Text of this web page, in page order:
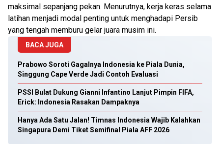
maksimal sepanjang pekan. Menurutnya, kerja keras selama
latihan menjadi modal penting untuk menghadapi Persib
yang tengah memburu gelar juara musim ini.
BACA JUGA
Prabowo Soroti Gagalnya Indonesia ke Piala Dunia,
Singgung Cape Verde Jadi Contoh Evaluasi
PSSI Bulat Dukung Gianni Infantino Lanjut Pimpin FIFA,
Erick: Indonesia Rasakan Dampaknya
Hanya Ada Satu Jalan! Timnas Indonesia Wajib Kalahkan
Singapura Demi Tiket Semifinal Piala AFF 2026